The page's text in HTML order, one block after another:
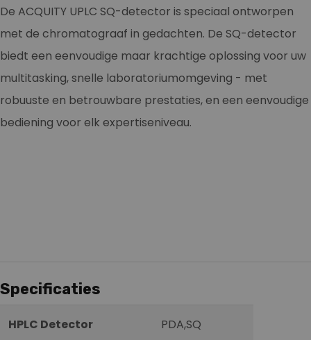
De ACQUITY UPLC SQ-detector is speciaal ontworpen
met de chromatograaf in gedachten. De SQ-detector
biedt een eenvoudige maar krachtige oplossing voor uw
multitasking, snelle laboratoriumomgeving - met
robuuste en betrouwbare prestaties, en een eenvoudige
bediening voor elk expertiseniveau.
Specificaties
HPLC Detector PDA,SQ